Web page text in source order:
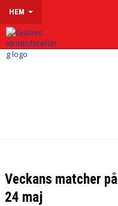
HEM
HEM
KALENDER
Veckans matcher
24 maj